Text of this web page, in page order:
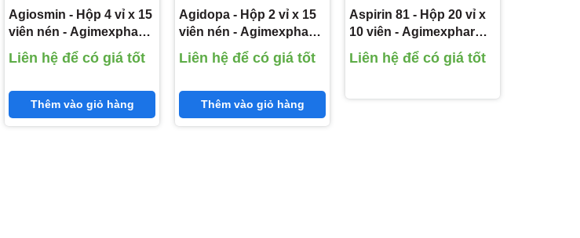
Agiosmin - Hộp 4 vỉ x 15
viên nén - Agimexpharm
(Diosmin 450 mg;
Hesperidin 50 mg)
Liên hệ để có giá tốt
Thêm vào giỏ hàng
Agidopa - Hộp 2 vỉ x 15
viên nén - Agimexpharm
(Methyldopa 250 mg)
Liên hệ để có giá tốt
Thêm vào giỏ hàng
Aspirin 81 - Hộp 20 vỉ x
10 viên - Agimexpharm
(Acid acetylsalicylic
81mg)
Liên hệ để có giá tốt